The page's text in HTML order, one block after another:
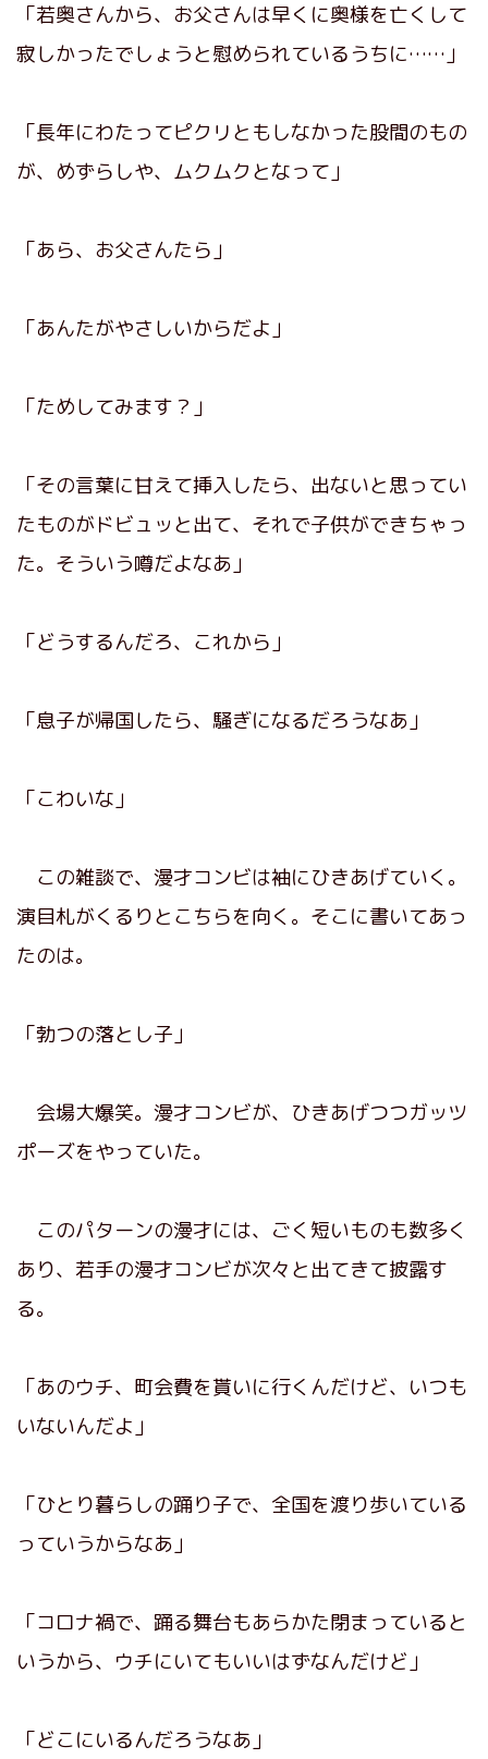
「若奥さんから、お父さんは早くに奥様を亡くして
寂しかったでしょうと慰められているうちに……」
「長年にわたってピクリともしなかった股間のもの
が、めずらしや、ムクムクとなって」
「あら、お父さんたら」
「あんたがやさしいからだよ」
「ためしてみます？」
「その言葉に甘えて挿入したら、出ないと思ってい
たものがドビュッと出て、それで子供ができちゃっ
た。そういう噂だよなあ」
「どうするんだろ、これから」
「息子が帰国したら、騒ぎになるだろうなあ」
「こわいな」
この雑談で、漫才コンビは袖にひきあげていく。
演目札がくるりとこちらを向く。そこに書いてあっ
たのは。
「勃つの落とし子」
会場大爆笑。漫才コンビが、ひきあげつつガッツ
ポーズをやっていた。
このパターンの漫才には、ごく短いものも数多く
あり、若手の漫才コンビが次々と出てきて披露す
る。
「あのウチ、町会費を貰いに行くんだけど、いつも
いないんだよ」
「ひとり暮らしの踊り子で、全国を渡り歩いている
っていうからなあ」
「コロナ禍で、踊る舞台もあらかた閉まっていると
いうから、ウチにいてもいいはずなんだけど」
「どこにいるんだろうなあ」